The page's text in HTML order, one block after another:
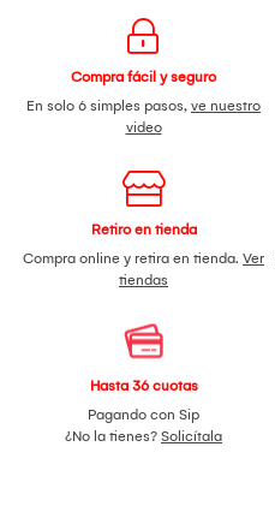
Compra fácil y seguro
En solo 6 simples pasos, ve nuestro
video
Retiro en tienda
Compra online y retira en tienda. Ver
tiendas
Hasta 36 cuotas
Pagando con Sip
¿No la tienes? Solicítala